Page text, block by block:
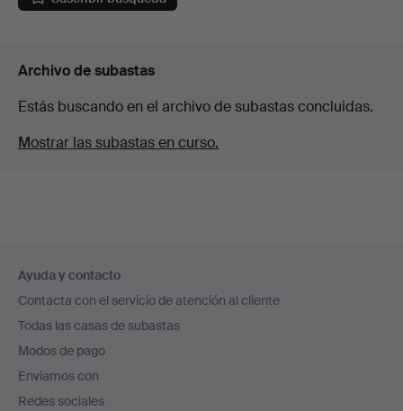
Archivo de subastas
Estás buscando en el archivo de subastas concluidas.
Mostrar las subastas en curso.
en
el
pie
de
página
Ayuda y contacto
Contacta con el servicio de atención al cliente
Todas las casas de subastas
Modos de pago
Enviamos con
Redes sociales